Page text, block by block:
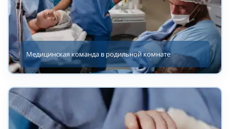
Медицинская команда в родильной комнате